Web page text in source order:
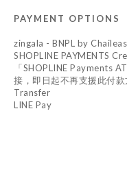
PAYMENT OPTIONS
zingala - BNPL by
SHOPLINE PAYMENTS
「SHOPLINE Payments
接，即日起不再支援此付款
Transfer
LINE Pay